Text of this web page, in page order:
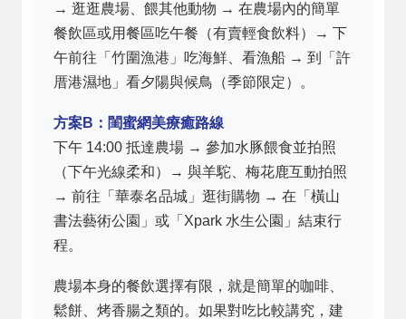
→ 逛逛農場、餵其他動物 → 在農場內的簡單
餐飲區或用餐區吃午餐（有賣輕食飲料）→ 下
午前往「竹圍漁港」吃海鮮、看漁船 → 到「許
厝港濕地」看夕陽與候鳥（季節限定）。
方案B：閨蜜網美療癒路線
下午 14:00 抵達農場 → 參加水豚餵食並拍照
（下午光線柔和）→ 與羊駝、梅花鹿互動拍照
→ 前往「華泰名品城」逛街購物 → 在「橫山
書法藝術公園」或「Xpark 水生公園」結束行
程。
農場本身的餐飲選擇有限，就是簡單的咖啡、
鬆餅、烤香腸之類的。如果對吃比較講究，建